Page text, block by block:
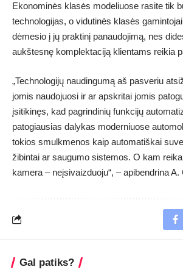
Ekonominės klasės modeliuose rasite tik
technologijas, o vidutinės klasės
dėmesio į jų praktinį panaudojimą, nes
aukštesnę komplektaciją klientams reikia
„Technologijų naudingumą aš pasveriu
jomis naudojuosi ir ar apskritai jomis
įsitikinęs, kad pagrindinių funkcijų
patogiausias dalykas moderniuose
tokios smulkmenos kaip automatiškai
žibintai ar saugumo sistemos. O kam
kamera – neįsivaizduoju“, – apibendrina
Gal patiks?